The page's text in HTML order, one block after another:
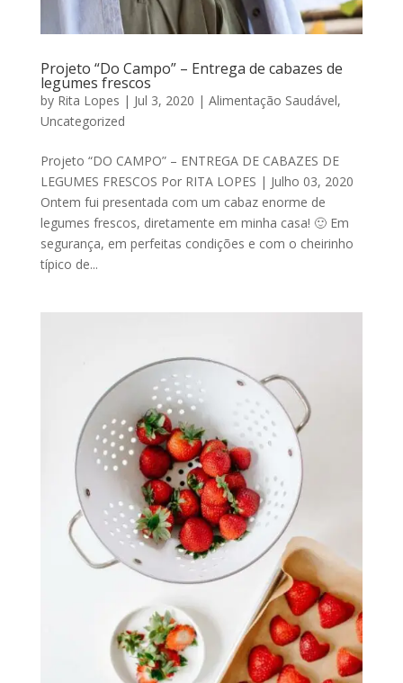
Projeto “Do Campo” – Entrega de cabazes de
legumes frescos
by Rita Lopes | Jul 3, 2020 | Alimentação Saudável,
Uncategorized
Projeto “DO CAMPO” – ENTREGA DE CABAZES DE
LEGUMES FRESCOS Por RITA LOPES | Julho 03, 2020
Ontem fui presentada com um cabaz enorme de
legumes frescos, diretamente em minha casa! 🙂 Em
segurança, em perfeitas condições e com o cheirinho
típico de...